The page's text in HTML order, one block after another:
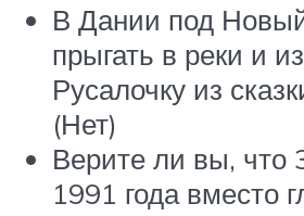
В Дании под
прыгать в реки и
Русалочку из
(Нет)
Верите ли вы, что
1991 года вместо